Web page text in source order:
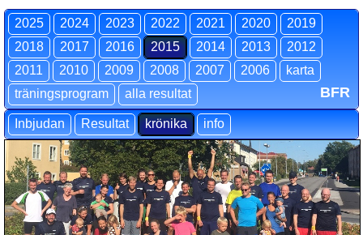
2025 2024 2023 2022 2021 2020
2019
2018
2017 2016 2015 2014 2013
2012
2011
2010 2009 2008 2007 2006
karta
träningsprogram
alla resultat BFR
Inbjudan Resultat krönika info